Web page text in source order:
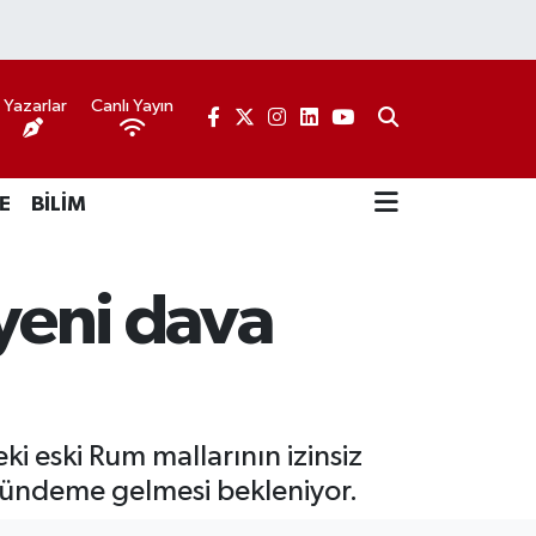
Yazarlar Canlı Yayın
BİLİM
dava
eski Rum mallarının izinsiz
gelmesi bekleniyor.